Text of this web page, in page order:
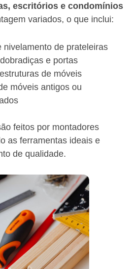
escritórios e condomínios
variados, o que inclui:
nivelamento de prateleiras
e portas
de móveis
móveis antigos ou
feitos por montadores
as ferramentas ideais e
de qualidade.